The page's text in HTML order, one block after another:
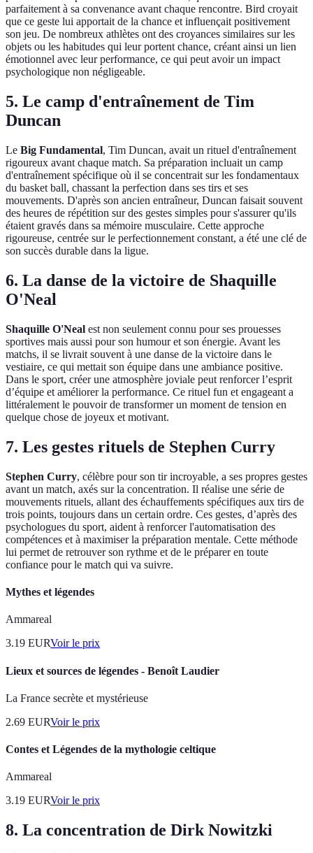
parfaitement à sa convenance avant chaque rencontre. Bird croyait
que ce geste lui apportait de la chance et influençait positivement
son jeu. De nombreux athlètes ont des croyances similaires sur les
objets ou les habitudes qui leur portent chance, créant ainsi un lien
émotionnel avec leur performance, ce qui peut avoir un impact
psychologique non négligeable.
5. Le camp d'entraînement de Tim
Duncan
Le Big Fundamental, Tim Duncan, avait un rituel d'entraînement
rigoureux avant chaque match. Sa préparation incluait un camp
d'entraînement spécifique où il se concentrait sur les fondamentaux
du basket ball, chassant la perfection dans ses tirs et ses
mouvements. D'après son ancien entraîneur, Duncan faisait souvent
des heures de répétition sur des gestes simples pour s'assurer qu'ils
étaient gravés dans sa mémoire musculaire. Cette approche
rigoureuse, centrée sur le perfectionnement constant, a été une clé de
son succès durable dans la ligue.
6. La danse de la victoire de Shaquille
O'Neal
Shaquille O'Neal est non seulement connu pour ses prouesses
sportives mais aussi pour son humour et son énergie. Avant les
matchs, il se livrait souvent à une danse de la victoire dans le
vestiaire, ce qui mettait son équipe dans une ambiance positive.
Dans le sport, créer une atmosphère joviale peut renforcer l’esprit
d’équipe et améliorer la performance. Ce rituel fun et engageant a
littéralement le pouvoir de transformer un moment de tension en
quelque chose de joyeux et motivant.
7. Les gestes rituels de Stephen Curry
Stephen Curry, célèbre pour son tir incroyable, a ses propres gestes
avant un match, axés sur la concentration. Il réalise une série de
mouvements rituels, allant des échauffements spécifiques aux tirs de
trois points, toujours dans un certain ordre. Ces gestes, d’après des
psychologues du sport, aident à renforcer l'automatisation des
compétences et à maximiser la préparation mentale. Cette méthode
lui permet de retrouver son rythme et de le préparer en toute
confiance pour le match qui va suivre.
Mythes et légendes
Ammareal
3.19 EURVoir le prix
Lieux et sources de légendes - Benoît Laudier
La France secrète et mystérieuse
2.69 EURVoir le prix
Contes et Légendes de la mythologie celtique
Ammareal
3.19 EURVoir le prix
8. La concentration de Dirk Nowitzki